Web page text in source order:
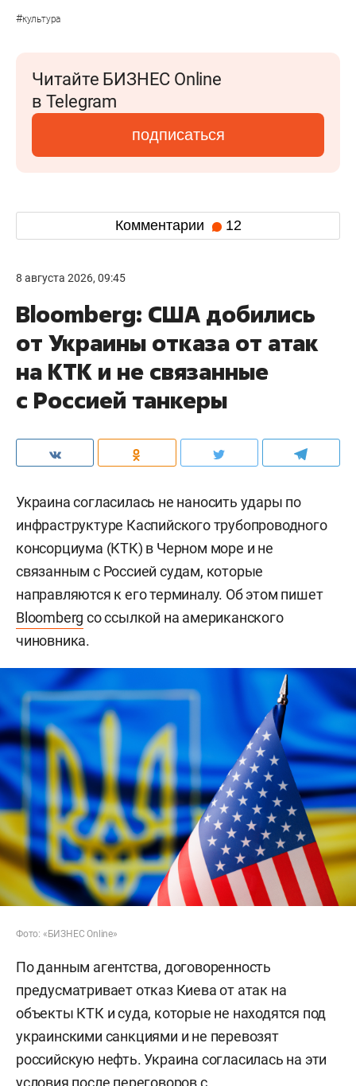
#культура
Читайте БИЗНЕС Online
в Telegram
подписаться
Комментарии 12
8 августа 2026, 09:45
Bloomberg: США добились
от Украины отказа от атак
на КТК и не связанные
с Россией танкеры
Украина согласилась не наносить удары по
инфраструктуре Каспийского трубопроводного
консорциума (КТК) в Черном море и не
связанным с Россией судам, которые
направляются к его терминалу. Об этом пишет
Bloomberg со ссылкой на американского
чиновника.
Фото: «БИЗНЕС Online»
По данным агентства, договоренность
предусматривает отказ Киева от атак на
объекты КТК и суда, которые не находятся под
украинскими санкциями и не перевозят
российскую нефть. Украина согласилась на эти
условия после переговоров с